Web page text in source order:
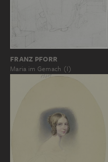
FRANZ PFORR
Maria im Gemach (I)